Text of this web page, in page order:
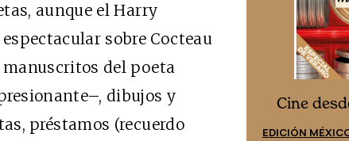
aunque el Harry
sobre Cocteau
manuscritos del poeta
dibujos y
préstamos (recuerdo
Cine desde los márgenes
EDICIÓN ESPAÑA
Cine
EDICIÓN